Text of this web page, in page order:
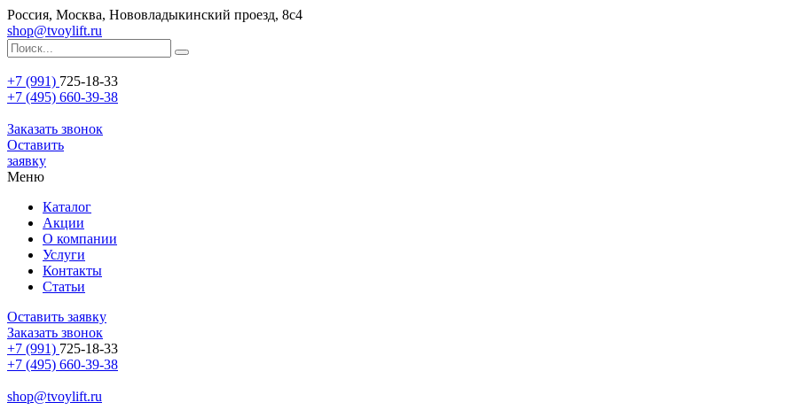
Россия, Москва, Нововладыкинский проезд, 8с4
shop@tvoylift.ru
+7 (991) 725-18-33
+7 (495) 660-39-38
Заказать звонок
Оставить
заявку
Меню
Каталог
Акции
О компании
Услуги
Контакты
Статьи
Оставить заявку
Заказать звонок
+7 (991) 725-18-33
+7 (495) 660-39-38
shop@tvoylift.ru